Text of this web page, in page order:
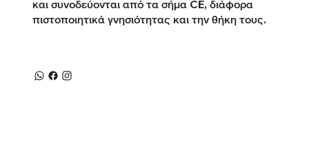
και συνοδεύονται από τα σήμα CE, διάφορα
πιστοποιητικά γνησιότητας και την θήκη τους.